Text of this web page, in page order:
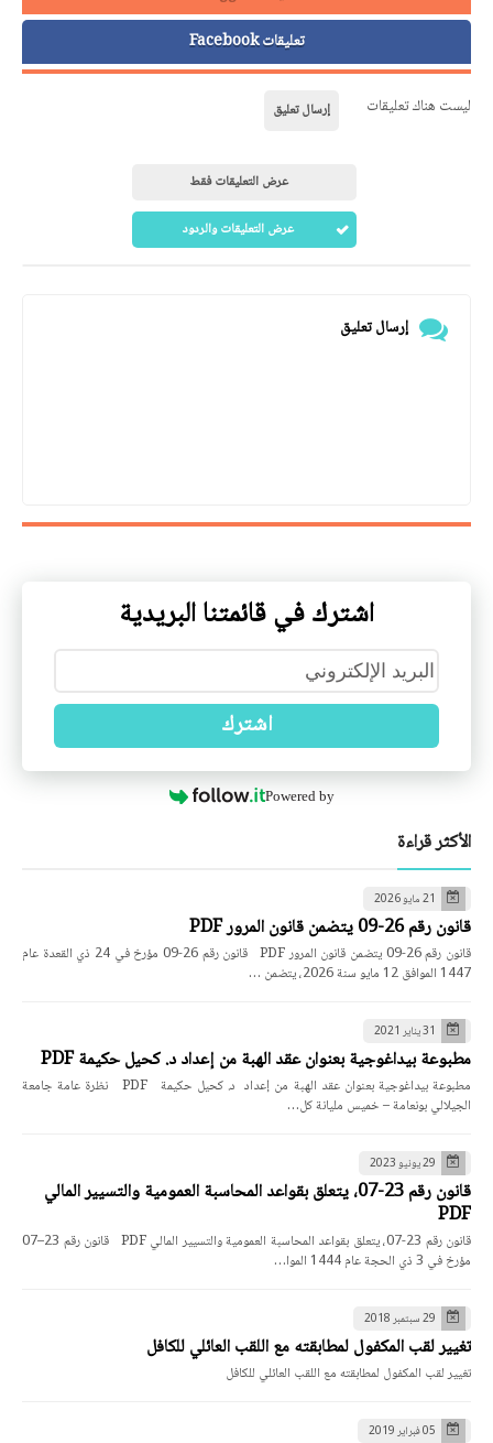
تعليقات Facebook
ليست هناك تعليقات إرسال تعليق
عرض التعليقات فقط
عرض التعليقات والردود
إرسال تعليق
اشترك في قائمتنا البريدية
اشترك
Powered by
الأكثر قراءة
21 مايو 2026
قانون رقم 26-09 يتضمن قانون المرور PDF
قانون رقم 26-09 يتضمن قانون المرور PDF قانون رقم 26-09 مؤرخ في 24 ذي القعدة عام
1447 الموافق 12 مايو سنة 2026، يتضمن …
31 يناير 2021
مطبوعة بيداغوجية بعنوان عقد الهبة من إعداد د. كحيل حكيمة PDF
مطبوعة بيداغوجية بعنوان عقد الهبة من إعداد د. كحيل حكيمة PDF نظرة عامة جامعة
الجيلالي بونعامة – خميس مليانة كل…
29 يونيو 2023
قانون رقم 23-07، يتعلق بقواعد المحاسبة العمومية والتسيير المالي
PDF
قانون رقم 23-07، يتعلق بقواعد المحاسبة العمومية والتسيير المالي PDF قانون رقم 23–07
مؤرخ في 3 ذي الحجة عام 1444 الموا…
29 سبتمبر 2018
تغيير لقب المكفول لمطابقته مع اللقب العائلي للكافل
تغيير لقب المكفول لمطابقته مع اللقب العائلي للكافل
05 فبراير 2019